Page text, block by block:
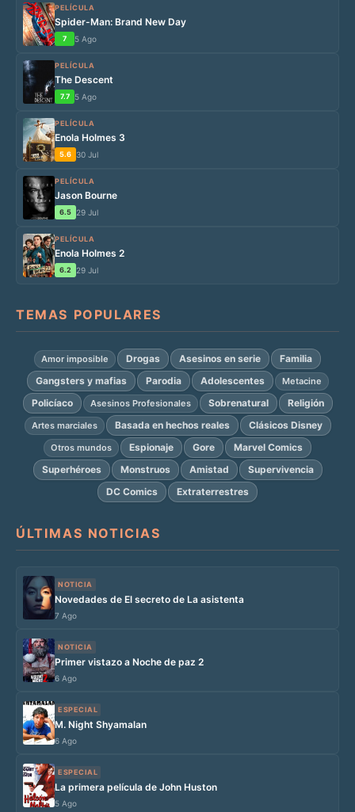
PELÍCULA
Spider-Man: Brand New Day
7 5 Ago
PELÍCULA
The Descent
7.7 5 Ago
PELÍCULA
Enola Holmes 3
5.6 30 Jul
PELÍCULA
Jason Bourne
6.5 29 Jul
PELÍCULA
Enola Holmes 2
6.2 29 Jul
TEMAS POPULARES
Amor imposible Drogas Asesinos en serie
Familia
Gangsters y mafias
Parodia Adolescentes Metacine
Policíaco Asesinos Profesionales Sobrenatural Religión
Artes marciales Basada en hechos reales Clásicos Disney
Otros mundos Espionaje Gore
Marvel Comics
Superhéroes
Monstruos Amistad
Supervivencia
DC Comics
Extraterrestres
ÚLTIMAS NOTICIAS
NOTICIA
Novedades de El secreto de La asistenta
7 Ago
NOTICIA
Primer vistazo a Noche de paz 2
6 Ago
ESPECIAL
M. Night Shyamalan
6 Ago
ESPECIAL
La primera película de John Huston
5 Ago